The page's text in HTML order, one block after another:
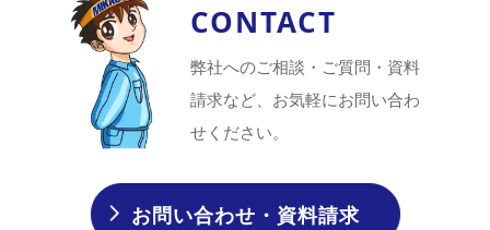
CONTACT
弊社へのご相談・ご質問・資料
請求など、お気軽にお問い合わ
せください。
お問い合わせ・資料請求